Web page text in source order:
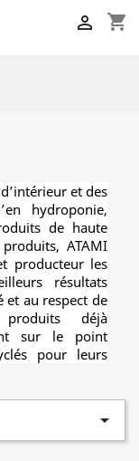
shopping_cart

et des
hydroponie,
de haute
ATAMI
producteur les
résultats
et au respect de
produits déjà
sur le point
pour leurs
